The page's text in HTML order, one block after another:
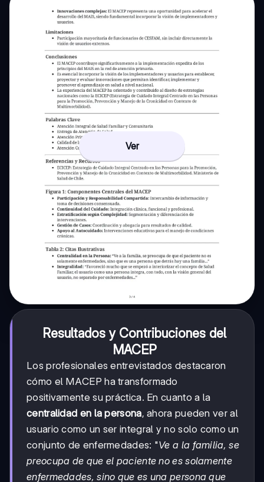
Ver
Resultados y Contribuciones del
MACEP
Los profesionales entrevistados destacaron
cómo el MACEP ha transformado
positivamente su práctica. En cuanto a la
centralidad en la persona, ahora pueden ver al
usuario como un ser integral y no solo como un
conjunto de enfermedades: "Ve a la familia, se
preocupa de que el paciente no es solamente
enfermedades, sino que es una persona que